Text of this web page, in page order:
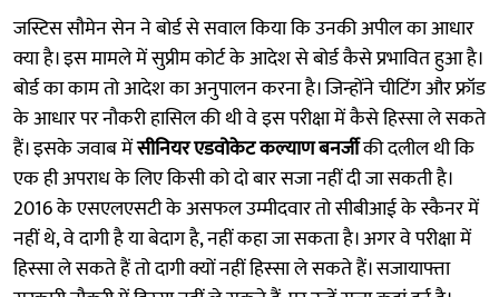
जस्टिस सौमेन सेन ने बोर्ड से सवाल किया कि उनकी अपील का आधार
क्या है। इस मामले में सुप्रीम कोर्ट के आदेश से बोर्ड कैसे प्रभावित हुआ है।
बोर्ड का काम तो आदेश का अनुपालन करना है। जिन्होंने चीटिंग और फ्रॉड
के आधार पर नौकरी हासिल की थी वे इस परीक्षा में कैसे हिस्सा ले सकते
हैं। इसके जवाब मेंसीनियर एडवोकेट कल्याण बनर्जीकी दलील थी कि
एक ही अपराध के लिए किसी को दो बार सजा नहीं दी जा सकती है।
2016 के एसएलएसटी के असफल उम्मीदवार तो सीबीआई के स्कैनर में
नहीं थे, वे दागी है या बेदाग है, नहीं कहा जा सकता है। अगर वे परीक्षा में
हिस्सा ले सकते हैं तो दागी क्यों नहीं हिस्सा ले सकते हैं। सजायाफ्ता